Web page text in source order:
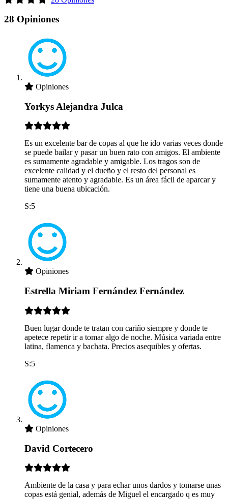
28 Opiniones
Opiniones
Yorkys Alejandra Julca
Es un excelente bar de copas al que he ido varias veces donde
se puede bailar y pasar un buen rato con amigos. El ambiente
es sumamente agradable y amigable. Los tragos son de
excelente calidad y el dueño y el resto del personal es
sumamente atento y agradable. Es un área fácil de aparcar y
tiene una buena ubicación.
S:5
Opiniones
Estrella Miriam Fernández Fernández
Buen lugar donde te tratan con cariño siempre y donde te
apetece repetir ir a tomar algo de noche. Música variada entre
latina, flamenca y bachata. Precios asequibles y ofertas.
S:5
Opiniones
David Cortecero
Ambiente de la casa y para echar unos dardos y tomarse unas
copas está genial, además de Miguel el encargado q es muy